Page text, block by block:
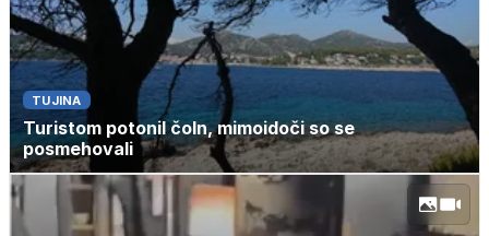
TUJINA
Turistom potonil čoln, mimoidoči so se
posmehovali